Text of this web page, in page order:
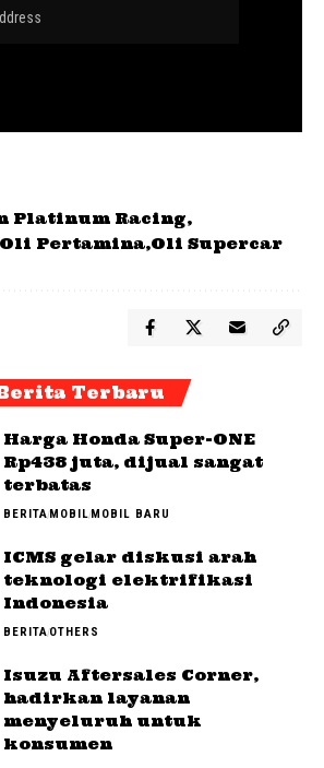
Platinum Racing
Oli Pertamina Oli Supercar
Terbaru
Harga Honda Super-ONE
Rp438 juta, dijual sangat
terbatas
BERITAMOBILMOBIL BARU
ICMS gelar diskusi arah
teknologi elektrifikasi
Indonesia
BERITAOTHERS
Isuzu Aftersales Corner,
hadirkan layanan
menyeluruh untuk
konsumen